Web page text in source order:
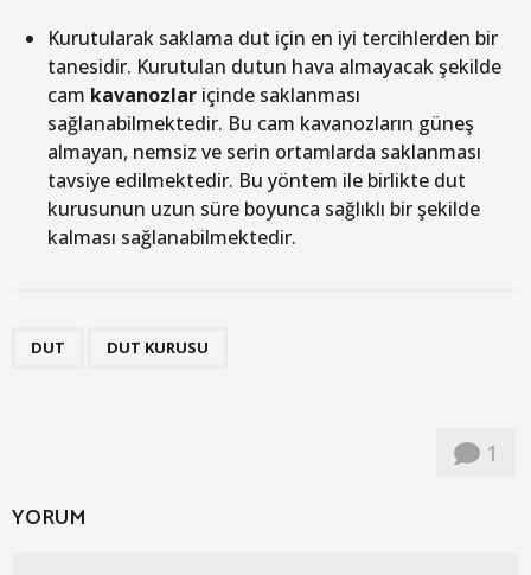
Kurutularak saklama dut için en iyi tercihlerden bir
tanesidir. Kurutulan dutun hava almayacak şekilde
cam kavanozlar içinde saklanması
sağlanabilmektedir. Bu cam kavanozların güneş
almayan, nemsiz ve serin ortamlarda saklanması
tavsiye edilmektedir. Bu yöntem ile birlikte dut
kurusunun uzun süre boyunca sağlıklı bir şekilde
kalması sağlanabilmektedir.
DUT DUT KURUSU
1
YORUM